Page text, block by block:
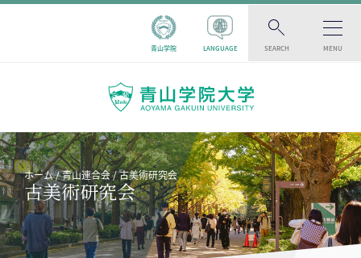
青山学院 LANGUAGE SEARCH MENU
ホーム 青山連合会 古美術研究会
古美術研究会